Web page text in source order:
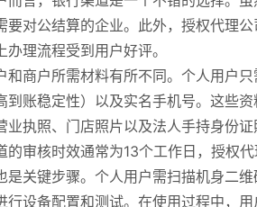
要对公结算的企业。此外，授权代理
理流程受到用户好评。
和商户所需材料有所不同。个人用户
到账稳定性）以及实名手机号。这些
执照、门店照片以及法人手持身份
审核时效通常为13个工作日，授权代
是关键步骤。个人用户需扫描机身二
设备配置和测试。在使用过程中，用